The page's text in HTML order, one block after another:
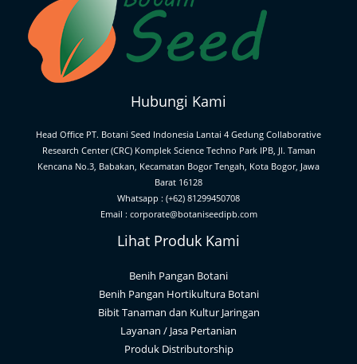
Hubungi Kami
Head Office PT. Botani Seed Indonesia Lantai 4 Gedung Collaborative
Research Center (CRC) Komplek Science Techno Park IPB, Jl. Taman
Kencana No.3, Babakan, Kecamatan Bogor Tengah, Kota Bogor, Jawa
Barat 16128
Whatsapp : (+62) 81299450708
Email : corporate@botaniseedipb.com
Lihat Produk Kami
Benih Pangan Botani
Benih Pangan Hortikultura Botani
Bibit Tanaman dan Kultur Jaringan
Layanan / Jasa Pertanian
Produk Distributorship